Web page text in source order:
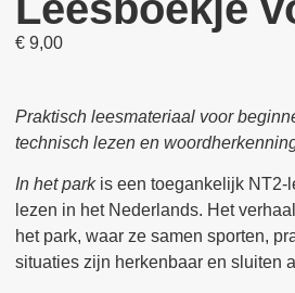
€ 9,00
Praktisch leesmateriaal voor
technisch lezen en
In het parkis een toegankelijk NT2-
lezen in het Nederlands. Het
het park, waar ze samen sporten,
situaties zijn herkenbaar en sluiten